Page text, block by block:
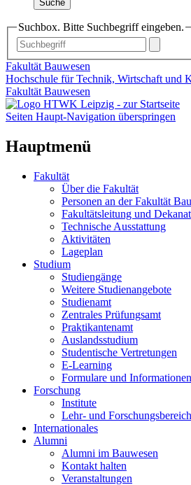
Suche
Suchbox. Bitte Suchbegriff eingeben.
Fakultät Bauwesen
Hochschule für Technik, Wirtschaft und
Fakultät Bauwesen
Seiten Haupt-Navigation überspringen
Hauptmenü
Fakultät
Über die Fakultät
Personen an der Fakultät
Fakultätsleitung und Dekanat
Technische Ausstattung
Aktivitäten
Lageplan
Studium
Studiengänge
Weitere Studienangebote
Studienamt
Zentrales Prüfungsamt
Praktikantenamt
Auslandsstudium
Studentische Vertretungen
E-Learning
Formulare und Informationen
Forschung
Institute
Lehr- und
Internationales
Alumni
Alumni im Bauwesen
Kontakt halten
Veranstaltungen